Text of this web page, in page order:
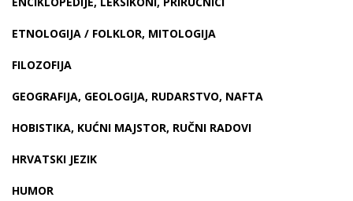
ETNOLOGIJA / FOLKLOR, MITOLOGIJA
FILOZOFIJA
GEOGRAFIJA, GEOLOGIJA, RUDARSTVO, NAFTA
HOBISTIKA, KUĆNI MAJSTOR, RUČNI RADOVI
HRVATSKI JEZIK
HUMOR